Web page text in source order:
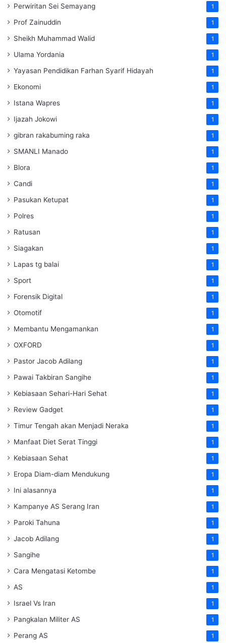
Perwiritan Sei Semayang 1
Prof Zainuddin 1
Sheikh Muhammad Walid 1
Ulama Yordania 1
Yayasan Pendidikan Farhan Syarif Hidayah 1
Ekonomi 1
Istana Wapres 1
Ijazah Jokowi 1
gibran rakabuming raka 1
SMANLI Manado 1
Blora 1
Candi 1
Pasukan Ketupat 1
Polres 1
Ratusan 1
Siagakan 1
Lapas tg balai 1
Sport 1
Forensik Digital 1
Otomotif 1
Membantu Mengamankan 1
OXFORD 1
Pastor Jacob Adilang 1
Pawai Takbiran Sangihe 1
Kebiasaan Sehari-Hari Sehat 1
Review Gadget 1
Timur Tengah akan Menjadi Neraka 1
Manfaat Diet Serat Tinggi 1
Kebiasaan Sehat 1
Eropa Diam-diam Mendukung 1
Ini alasannya 1
Kampanye AS Serang Iran 1
Paroki Tahuna 1
Jacob Adilang 1
Sangihe 1
Cara Mengatasi Ketombe 1
AS 1
Israel Vs Iran 1
Pangkalan Militer AS 1
Perang AS 1